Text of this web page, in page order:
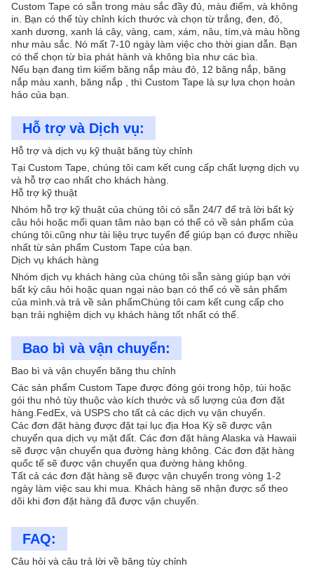
Custom Tape có sẵn trong màu sắc đầy đủ, màu điểm, và không
in. Bạn có thể tùy chỉnh kích thước và chọn từ trắng, đen, đỏ,
xanh dương, xanh lá cây, vàng, cam, xám, nâu, tím,và màu hồng
như màu sắc. Nó mất 7-10 ngày làm việc cho thời gian dẫn. Bạn
có thể chọn từ bìa phát hành và không bìa như các bìa.
Nếu bạn đang tìm kiếm băng nắp màu đỏ, 12 băng nắp, băng
nắp màu xanh, băng nắp , thì Custom Tape là sự lựa chọn hoàn
hảo của bạn.
Hỗ trợ và Dịch vụ:
Hỗ trợ và dịch vụ kỹ thuật băng tùy chỉnh
Tại Custom Tape, chúng tôi cam kết cung cấp chất lượng dịch vụ
và hỗ trợ cao nhất cho khách hàng.
Hỗ trợ kỹ thuật
Nhóm hỗ trợ kỹ thuật của chúng tôi có sẵn 24/7 để trả lời bất kỳ
câu hỏi hoặc mối quan tâm nào bạn có thể có về sản phẩm của
chúng tôi.cũng như tài liệu trực tuyến để giúp bạn có được nhiều
nhất từ sản phẩm Custom Tape của bạn.
Dịch vụ khách hàng
Nhóm dịch vụ khách hàng của chúng tôi sẵn sàng giúp bạn với
bất kỳ câu hỏi hoặc quan ngại nào bạn có thể có về sản phẩm
của mình.và trả về sản phẩmChúng tôi cam kết cung cấp cho
bạn trải nghiệm dịch vụ khách hàng tốt nhất có thể.
Bao bì và vận chuyển:
Bao bì và vận chuyển băng thu chỉnh
Các sản phẩm Custom Tape được đóng gói trong hộp, túi hoặc
gói thu nhỏ tùy thuộc vào kích thước và số lượng của đơn đặt
hàng.FedEx, và USPS cho tất cả các dịch vụ vận chuyển.
Các đơn đặt hàng được đặt tại lục địa Hoa Kỳ sẽ được vận
chuyển qua dịch vụ mặt đất. Các đơn đặt hàng Alaska và Hawaii
sẽ được vận chuyển qua đường hàng không. Các đơn đặt hàng
quốc tế sẽ được vận chuyển qua đường hàng không.
Tất cả các đơn đặt hàng sẽ được vận chuyển trong vòng 1-2
ngày làm việc sau khi mua. Khách hàng sẽ nhận được số theo
dõi khi đơn đặt hàng đã được vận chuyển.
FAQ:
Câu hỏi và câu trả lời về băng tùy chỉnh